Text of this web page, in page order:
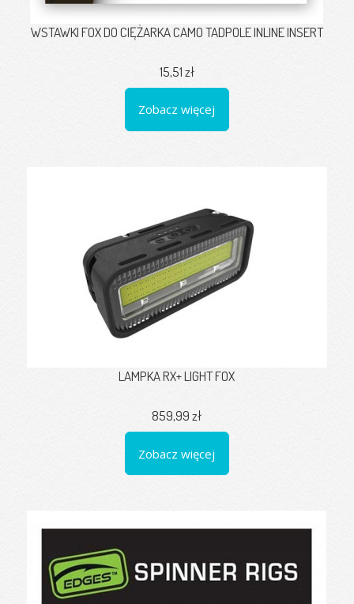
WSTAWKI FOX DO CIĘŻARKA CAMO TADPOLE INLINE INSERT
15,51 zł
Zobacz więcej
LAMPKA RX+ LIGHT FOX
859,99 zł
Zobacz więcej